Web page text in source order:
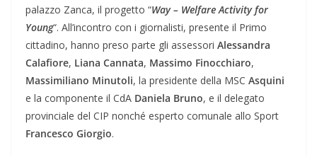
palazzo Zanca, il progetto “Way – Welfare Activity for
Young“. All’incontro con i giornalisti, presente il Primo
cittadino, hanno preso parte gli assessori Alessandra
Calafiore, Liana Cannata, Massimo Finocchiaro,
Massimiliano Minutoli, la presidente della MSC Asquini
e la componente il CdA Daniela Bruno, e il delegato
provinciale del CIP nonché esperto comunale allo Sport
Francesco Giorgio.